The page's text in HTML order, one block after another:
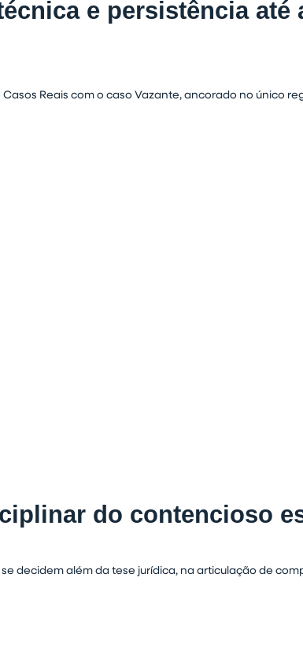
e persistência até
Reais com o caso Vazante, ancorado no único
do contencioso
decidem além da tese jurídica, na articulação de